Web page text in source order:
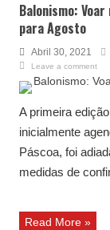
Balonismo:
para Agosto
Abril 30, 2021
Leave a comment
A primeira
inicialmente
Páscoa, foi
medidas de
Read More »